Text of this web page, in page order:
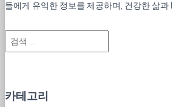
들에게 유익한 정보를 제공하며, 건강한 삶과
검
색
카테고리